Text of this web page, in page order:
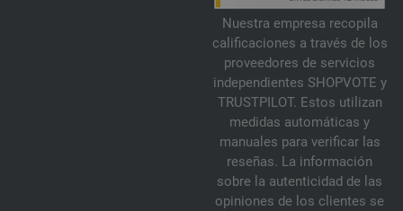
Nuestra empresa recopila
calificaciones a través de los
proveedores de servicios
independientes SHOPVOTE y
TRUSTPILOT. Estos utilizan
medidas automáticas y
manuales para verificar las
reseñas. La información
sobre la autenticidad de las
opiniones de los clientes se